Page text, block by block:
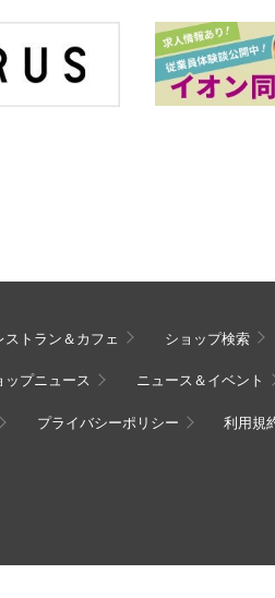
ストラン＆カフェ ショップ検索
ップニュース ニュース＆イベント
プライバシーポリシー 利用規